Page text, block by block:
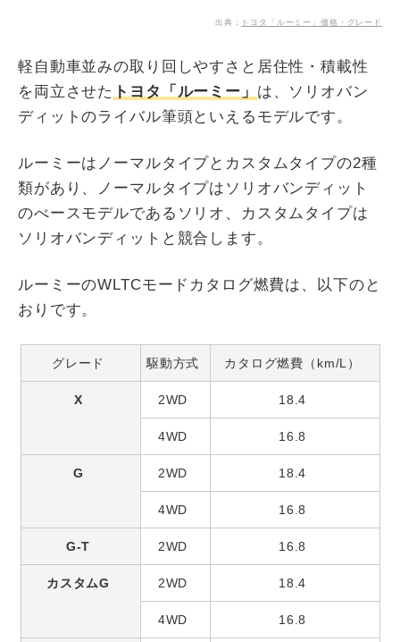
出典： トヨタ「ルーミー」価格・グレード
軽自動車並みの取り回しやすさと居住性・積載性
を両立させた トヨタ「ルーミー」 は、ソリオバン
ディットのライバル筆頭といえるモデルです。
ルーミーはノーマルタイプとカスタムタイプの2種
類があり、ノーマルタイプはソリオバンディット
のべースモデルであるソリオ、カスタムタイプは
ソリオバンディットと競合します。
ルーミーのWLTCモードカタログ燃費は、以下のと
おりです。
グレード 駆動方式 カタログ燃費（km/L）
X 2WD 18.4
4WD 16.8
G 2WD 18.4
4WD 16.8
G-T 2WD 16.8
カスタムG 2WD 18.4
4WD 16.8